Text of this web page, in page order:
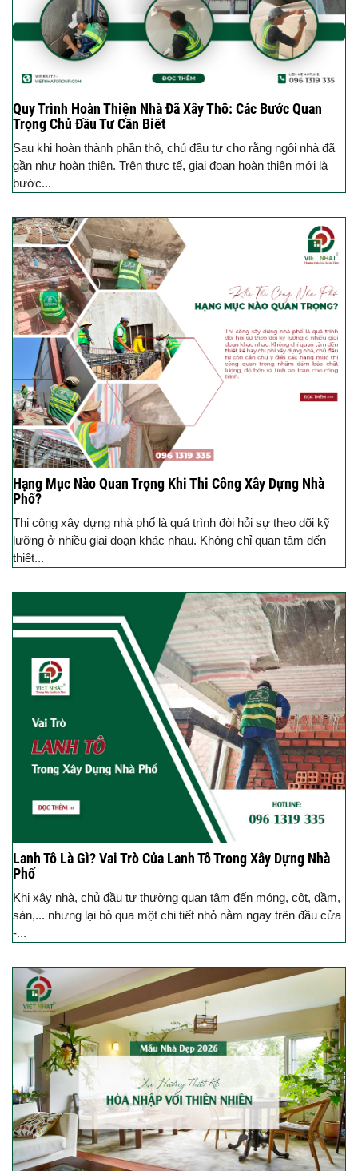
Quy Trình Hoàn Thiện Nhà Đã Xây Thô: Các Bước Quan
Trọng Chủ Đầu Tư Cần Biết
Sau khi hoàn thành phần thô, chủ đầu tư cho rằng ngôi nhà đã
gần như hoàn thiện. Trên thực tế, giai đoạn hoàn thiện mới là
bước...
Hạng Mục Nào Quan Trọng Khi Thi Công Xây Dựng Nhà
Phố?
Thi công xây dựng nhà phố là quá trình đòi hỏi sự theo dõi kỹ
lưỡng ở nhiều giai đoạn khác nhau. Không chỉ quan tâm đến
thiết...
Lanh Tô Là Gì? Vai Trò Của Lanh Tô Trong Xây Dựng Nhà
Phố
Khi xây nhà, chủ đầu tư thường quan tâm đến móng, cột, dầm,
sàn,... nhưng lại bỏ qua một chi tiết nhỏ nằm ngay trên đầu cửa
-...